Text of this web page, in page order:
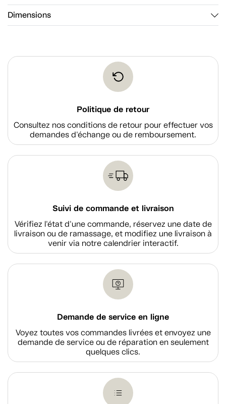
Dimensions
Politique de retour
Consultez nos conditions de retour pour effectuer vos
demandes d'échange ou de remboursement.
Suivi de commande et livraison
Vérifiez l'état d'une commande, réservez une date de
livraison ou de ramassage, et modifiez une livraison à
venir via notre calendrier interactif.
Demande de service en ligne
Voyez toutes vos commandes livrées et envoyez une
demande de service ou de réparation en seulement
quelques clics.